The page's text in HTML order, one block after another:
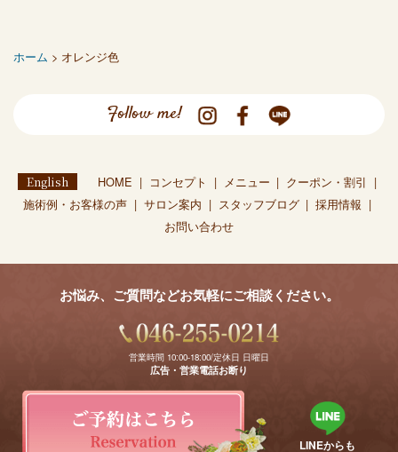
ホーム > オレンジ色
Follow me!
English HOME コンセプト メニュー
クーポン・割引
施術例・お客様の声
サロン案内 スタッフブログ
採用情報
お問い合わせ
お悩み、ご質問などお気軽にご相談ください。
営業時間 10:00-18:00/定休日 日曜日
広告・営業電話お断り
LINEからも